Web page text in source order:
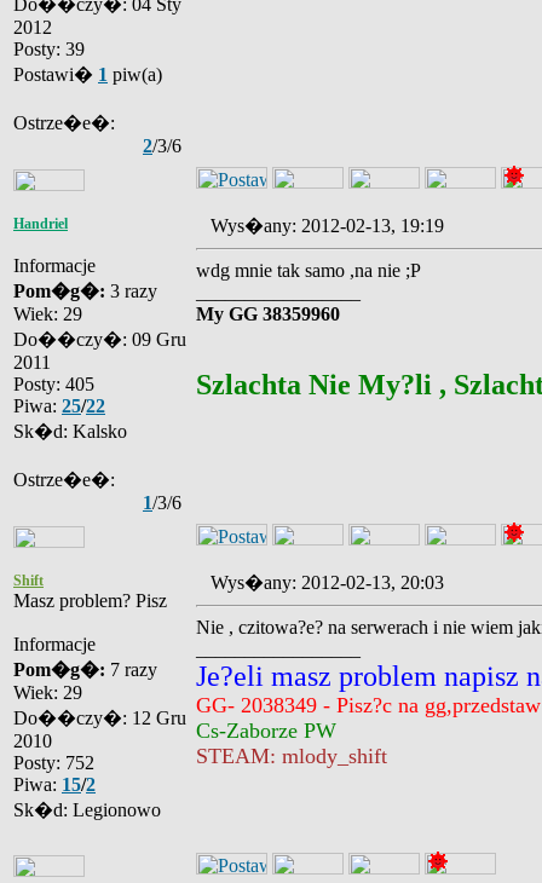
Do��czy�: 04 Sty
2012
Posty: 39
Postawi� 1 piw(a)
Ostrze�e�:
2/3/6
Handriel
Informacje
Pom�g�: 3 razy
Wiek: 29
Do��czy�: 09 Gru
2011
Posty: 405
Piwa: 25/22
Sk�d: Kalsko
Ostrze�e�:
1/3/6
Wys�any: 2012-02-13, 19:19
wdg mnie tak samo ,na nie ;P
My GG 38359960
Szlachta Nie My?li ,
Shift
Masz problem? Pisz
Informacje
Pom�g�: 7 razy
Wiek: 29
Do��czy�: 12 Gru
2010
Posty: 752
Piwa: 15/2
Sk�d: Legionowo
Wys�any: 2012-02-13, 20:03
Nie , czitowa?e? na serwerach i nie wiem
Je?eli masz problem napisz
GG- 2038349 - Pisz?c na
Cs-Zaborze PW
STEAM: mlody_shift